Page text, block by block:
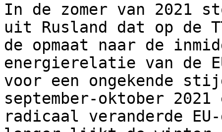
In de zomer van 2021
uit Rusland dat op de
de opmaat naar de
energierelatie van de
voor een ongekende
september-oktober
radicaal veranderde